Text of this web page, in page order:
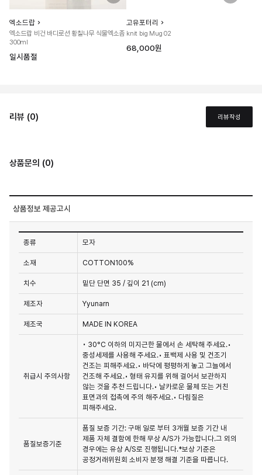
엑소드랍
엑소드랍 비건 바디로션 황칠나무 식물엑소좀
300ml
일시품절
고유포터리
knit big Mug 02
68,000원
리뷰 (0) 리뷰작성
상품문의 (0)
상품정보 제공고시
종류 모자
소재 COTTON100%
치수 밑단 단면 35 / 깊이 21 (cm)
제조자 Yyunarn
제조국 MADE IN KOREA
취급시 주의사항
• 30°C 이하의 미지근한 물에서 손 세탁해 주세요.•
중성세제를 사용해 주세요.• 표백제 사용 및 건조기
건조는 피해주세요.• 바닥에 평평하게 놓고 그늘에서
건조해 주세요.• 형태 유지를 위해 걸어서 보관하지
않는 것을 추천 드립니다.• 날카로운 물체 또는 거친
표면과의 접촉에 주의 해주세요.• 다림질은
피해주세요.
품질보증기준
품질 보증 기간: 구매 일로 부터 3개월 보증 기간 내
제품 자체 결함에 한해 무상 A/S가 가능합니다.그 외의
경우에는 유상 A/S로 진행됩니다.*보상 기준은
공정거래위원회 소비자 분쟁 해결 기준을 따릅니다.